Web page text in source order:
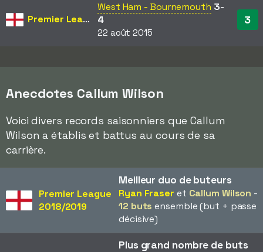
Premier League
West Ham - Bournemouth 3-
4
22 août 2015
3
Anecdotes Callum Wilson
Voici divers records saisonniers que Callum
Wilson a établis et battus au cours de sa
carrière.
Premier League
2018/2019
Meilleur duo de buteurs
Ryan Fraser et Callum Wilson -
12 buts ensemble (but + passe
décisive)
Plus grand nombre de buts